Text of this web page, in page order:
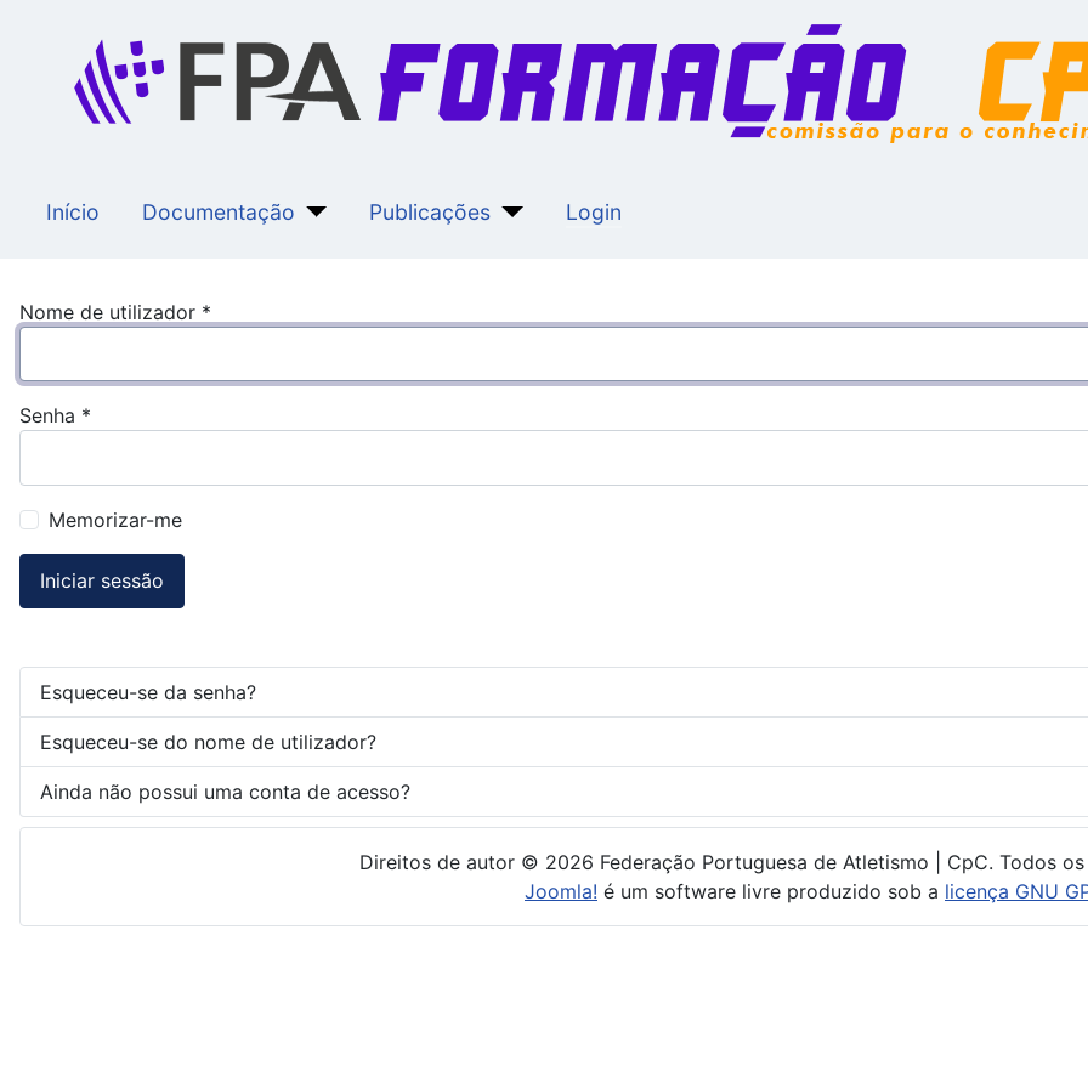
Início Documentação Publicações Login
Nome de utilizador *
Senha *
Memorizar-me
Iniciar sessão
Esqueceu-se da senha?
Esqueceu-se do nome de utilizador?
Ainda não possui uma conta de acesso?
Direitos de autor © 2026 Federação Portuguesa de Atletismo | CpC. Todos
Joomla! é um software livre produzido sob a licença GNU